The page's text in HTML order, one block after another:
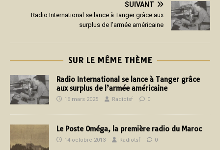
SUIVANT
Radio International se lance à Tanger grâce aux
surplus de l’armée américaine
SUR LE MÊME THÈME
Radio International se lance à Tanger grâce
aux surplus de l’armée américaine
16 mars 2025 Radiotsf 0
Le Poste Oméga, la première radio du Maroc
14 octobre 2013 Radiotsf 0